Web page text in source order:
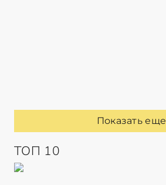
Показать еще
ТОП 10